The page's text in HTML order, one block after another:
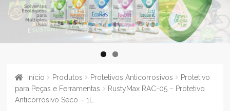
Início Produtos Protetivos Anticorrosivos
Protetivo
para Peças e Ferramentas
RustyMax RAC-05 – Protetivo
Anticorrosivo Seco – 1L